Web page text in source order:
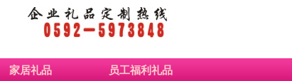
家居礼品 员工福利礼品